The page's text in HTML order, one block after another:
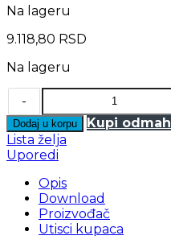
Na lageru
9.118,80 RSD
Na lageru
-
Dodaj u korpu
Kupi odmah
Lista želja
Uporedi
Opis
Download
Proizvođač
Utisci kupaca